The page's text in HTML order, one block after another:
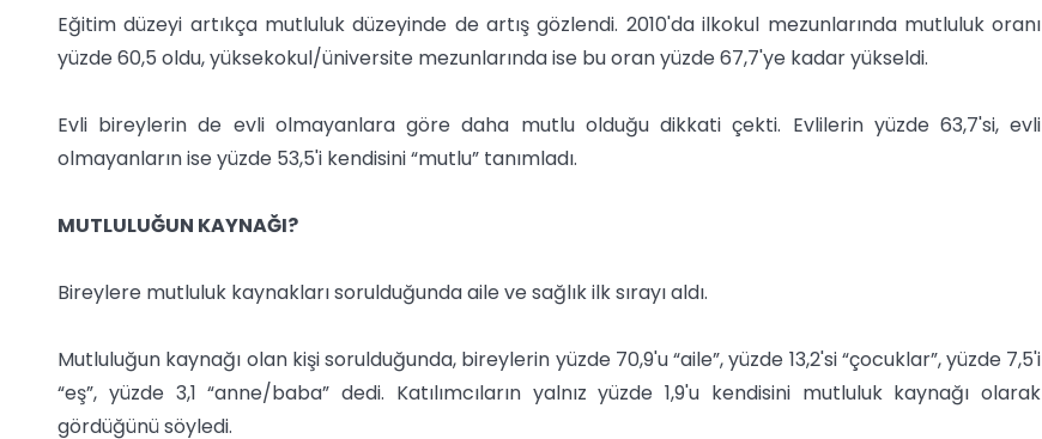
Eğitim düzeyi artıkça mutluluk düzeyinde de artış gözlendi. 2010'da ilkokul mezunlarında mutluluk oranı
yüzde 60,5 oldu, yüksekokul/üniversite mezunlarında ise bu oran yüzde 67,7'ye kadar yükseldi.
Evli bireylerin de evli olmayanlara göre daha mutlu olduğu dikkati çekti. Evlilerin yüzde 63,7'si, evli
olmayanların ise yüzde 53,5'i kendisini “mutlu” tanımladı.
MUTLULUĞUN KAYNAĞI?
Bireylere mutluluk kaynakları sorulduğunda aile ve sağlık ilk sırayı aldı.
Mutluluğun kaynağı olan kişi sorulduğunda, bireylerin yüzde 70,9'u “aile”, yüzde 13,2'si “çocuklar”, yüzde 7,5'i
“eş”, yüzde 3,1 “anne/baba” dedi. Katılımcıların yalnız yüzde 1,9'u kendisini mutluluk kaynağı olarak
gördüğünü söyledi.